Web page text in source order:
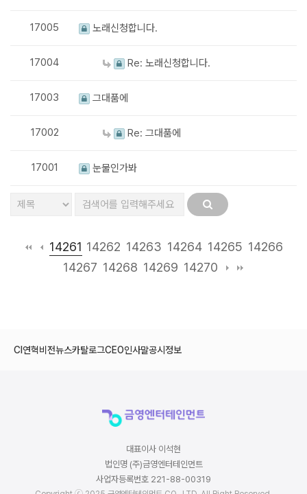
17005 노래신청합니다.
17004 Re: 노래신청합니다.
17003 그대품에
17002 Re: 그대품에
17001 눈물인가봐
14261 14262 14263 14264 14265 14266
14267 14268 14269 14270
CI 연혁비전뉴스카탈로그CEO인사말공시정보
대표이사 이석현
법인명 (주)금영엔터테인먼트
사업자등록번호 221-88-00319